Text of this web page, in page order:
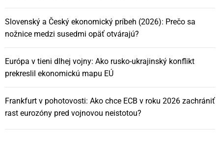
v
č
l
á
n
k
Slovenský a Český ekonomický príbeh (2026): Prečo sa
nožnice medzi susedmi opäť otvárajú?
Európa v tieni dlhej vojny: Ako rusko-ukrajinský konflikt
prekreslil ekonomickú mapu EÚ
Frankfurt v pohotovosti: Ako chce ECB v roku 2026 zachrániť
rast eurozóny pred vojnovou neistotou?